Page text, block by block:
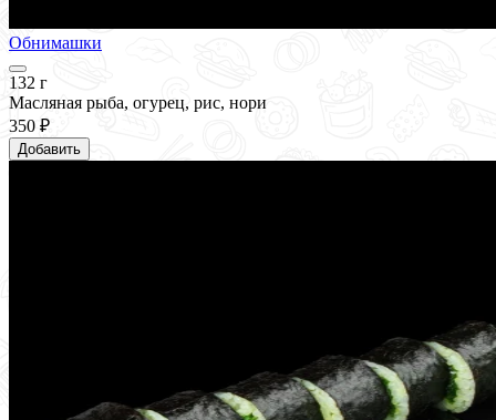
Обнимашки
132 г
Масляная рыба, огурец, рис, нори
350 ₽
Добавить